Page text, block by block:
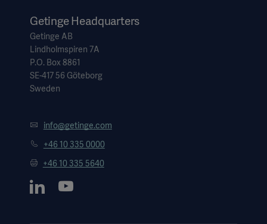
Getinge Headquarters
Getinge AB
Lindholmspiren 7A
P.O. Box 8861
SE-417 56 Göteborg
Sweden
info@getinge.com
+46 10 335 0000
+46 10 335 5640